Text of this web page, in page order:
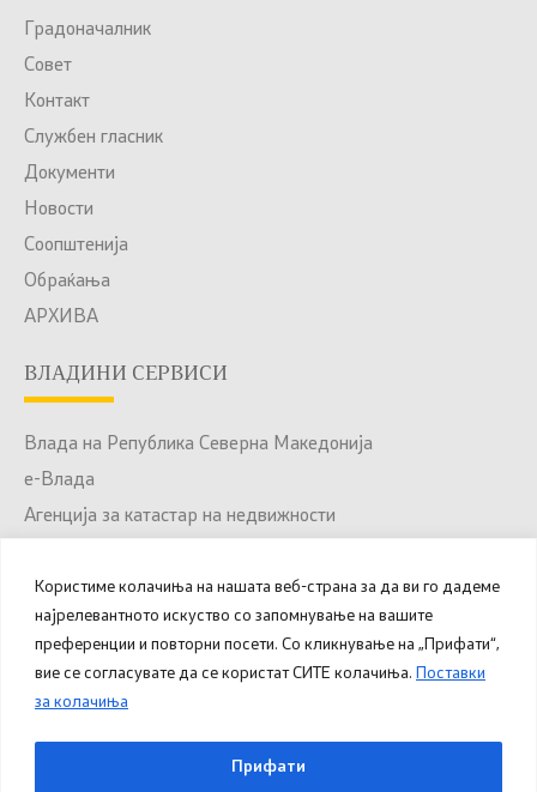
Користиме колачиња на нашата веб-страна за да ви го дадеме
најрелевантното искуство со запомнување на вашите
преференции и повторни посети. Со кликнување на „Прифати“,
вие се согласувате да се користат СИТЕ колачиња. Поставки
за колачиња
Прифати
Градоначалник
Совет
Контакт
Службен гласник
Документи
Новости
Соопштенија
Обраќања
АРХИВА
ВЛАДИНИ СЕРВИСИ
Влада на Република Северна Македонија
е-Влада
Агенција за катастар на недвижности
Портал за отворени податоци
Национален Портал за е-Услуги
© 2025 – 2026 Општина Куманово. Сите права